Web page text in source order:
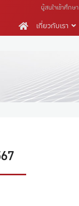
ผู้สนใจเข้าศึกษา
เกี่ยวกับเรา